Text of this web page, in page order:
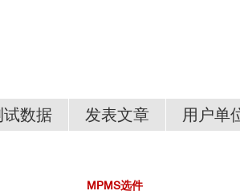
试数据 发表文章 用户单
MPMS选件
的超导特性研究
above room temperature in tetragonal